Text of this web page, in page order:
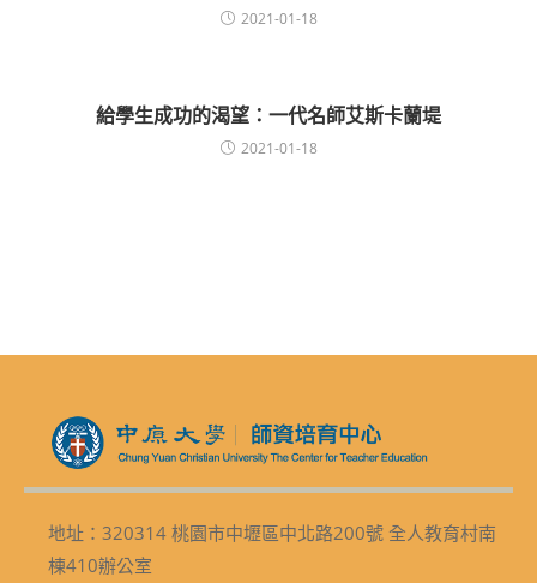
2021-01-18
給學生成功的渴望：一代名師艾斯卡蘭堤
2021-01-18
地址：320314 桃園市中壢區中北路200號 全人教育村南
棟410辦公室